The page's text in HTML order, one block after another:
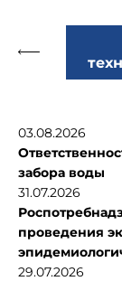
03.08.2026
забора воды
31.07.2026
проведения
29.07.2026